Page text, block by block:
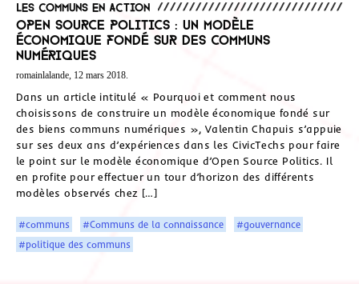
Les communs en action
Open Source Politics : un modèle
économique fondé sur des Communs
numériques
romainlalande, 12 mars 2018.
Dans un article intitulé « Pourquoi et comment nous
choisissons de construire un modèle économique fondé sur
des biens communs numériques », Valentin Chapuis s’appuie
sur ses deux ans d’expériences dans les CivicTechs pour faire
le point sur le modèle économique d’Open Source Politics. Il
en profite pour effectuer un tour d’horizon des différents
modèles observés chez […]
#communs #Communs de la connaissance
#gouvernance
#politique des communs